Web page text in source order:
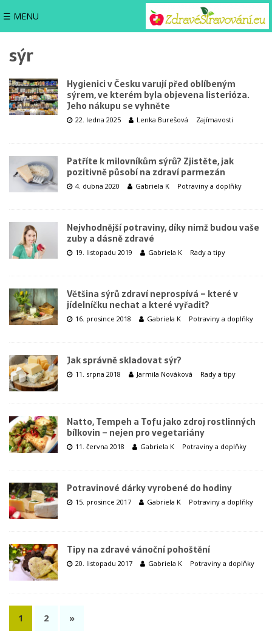
☰ MENU
sýr
Hygienici v Česku varují před oblíbeným
sýrem, ve kterém byla objevena listerióza.
Jeho nákupu se vyhněte
22. ledna 2025 Lenka Burešová Zajímavosti
Patříte k milovníkům sýrů? Zjistěte, jak
pozitivně působí na zdraví parmezán
4. dubna 2020 Gabriela K Potraviny a doplňky
Nejvhodnější potraviny, díky nimž budou vaše
zuby a dásně zdravé
19. listopadu 2019 Gabriela K Rady a tipy
Většina sýrů zdraví neprospívá – které v
jídelníčku nechat a které vyřadit?
16. prosince 2018 Gabriela K Potraviny a doplňky
Jak správně skladovat sýr?
11. srpna 2018 Jarmila Nováková Rady a tipy
Natto, Tempeh a Tofu jako zdroj rostlinných
bílkovin – nejen pro vegetariány
11. června 2018 Gabriela K Potraviny a doplňky
Potravinové dárky vyrobené do hodiny
15. prosince 2017 Gabriela K Potraviny a doplňky
Tipy na zdravé vánoční pohoštění
20. listopadu 2017 Gabriela K Potraviny a doplňky
1 2 »